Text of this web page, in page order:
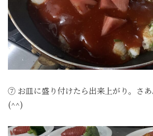
⑦ お皿に盛り付けたら出来上がり。さ
(^^)